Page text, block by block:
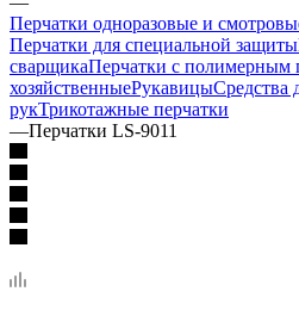
Перчатки одноразовые и
Перчатки для специальной защиты
сварщикаПерчатки с полимерным
хозяйственныеРукавицыСредства
рукТрикотажные перчатки
—Перчатки LS-9011